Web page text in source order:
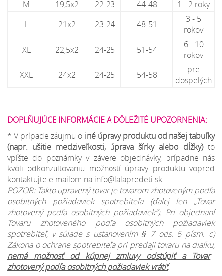
M
19,5x2 22-23 44-48
1 - 2 roky
L
21x2 23-24 48-51
3 - 5
rokov
XL
22,5x2 24-25 51-54
6 - 10
rokov
XXL
24x2 24-25 54-58
pre
dospelých
DOPLŇUJÚCE INFORMÁCIE A DÔLEŽITÉ UPOZORNENIA:
* V prípade záujmu o iné úpravy produktu od našej tabuľky
(napr. ušitie medziveľkosti, úprava šírky alebo dĺžky)to
vpíšte do poznámky v závere objednávky, prípadne nás
kvôli odkonzultovaniu možností úpravy produktu vopred
kontaktujte e-mailom na info@lalapredeti.sk.
POZOR: Takto upravený tovar je tovarom zhotoveným podľa
osobitných požiadaviek spotrebiteľa (ďalej len „Tovar
zhotovený podľa osobitných požiadaviek“). Pri objednaní
Tovaru zhotoveného podľa osobitných požiadaviek
spotrebiteľ, v súlade s ustanovením § 7 ods. 6 písm. c)
Zákona o ochrane spotrebiteľa pri predaji tovaru na diaľku,
nemá možnosť od kúpnej zmluvy odstúpiť a Tovar
zhotovený podľa osobitných požiadaviek vrátiť.